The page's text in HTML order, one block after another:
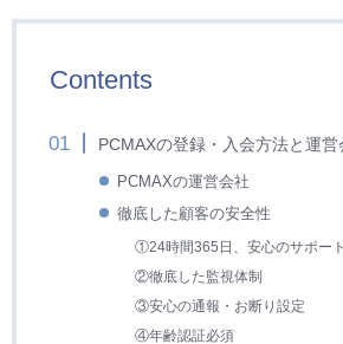
Contents
PCMAXの登録・入会方法と運営
PCMAXの運営会社
徹底した顧客の安全性
①24時間365日、安心のサポー
②徹底した監視体制
③安心の通報・お断り設定
④年齢認証必須